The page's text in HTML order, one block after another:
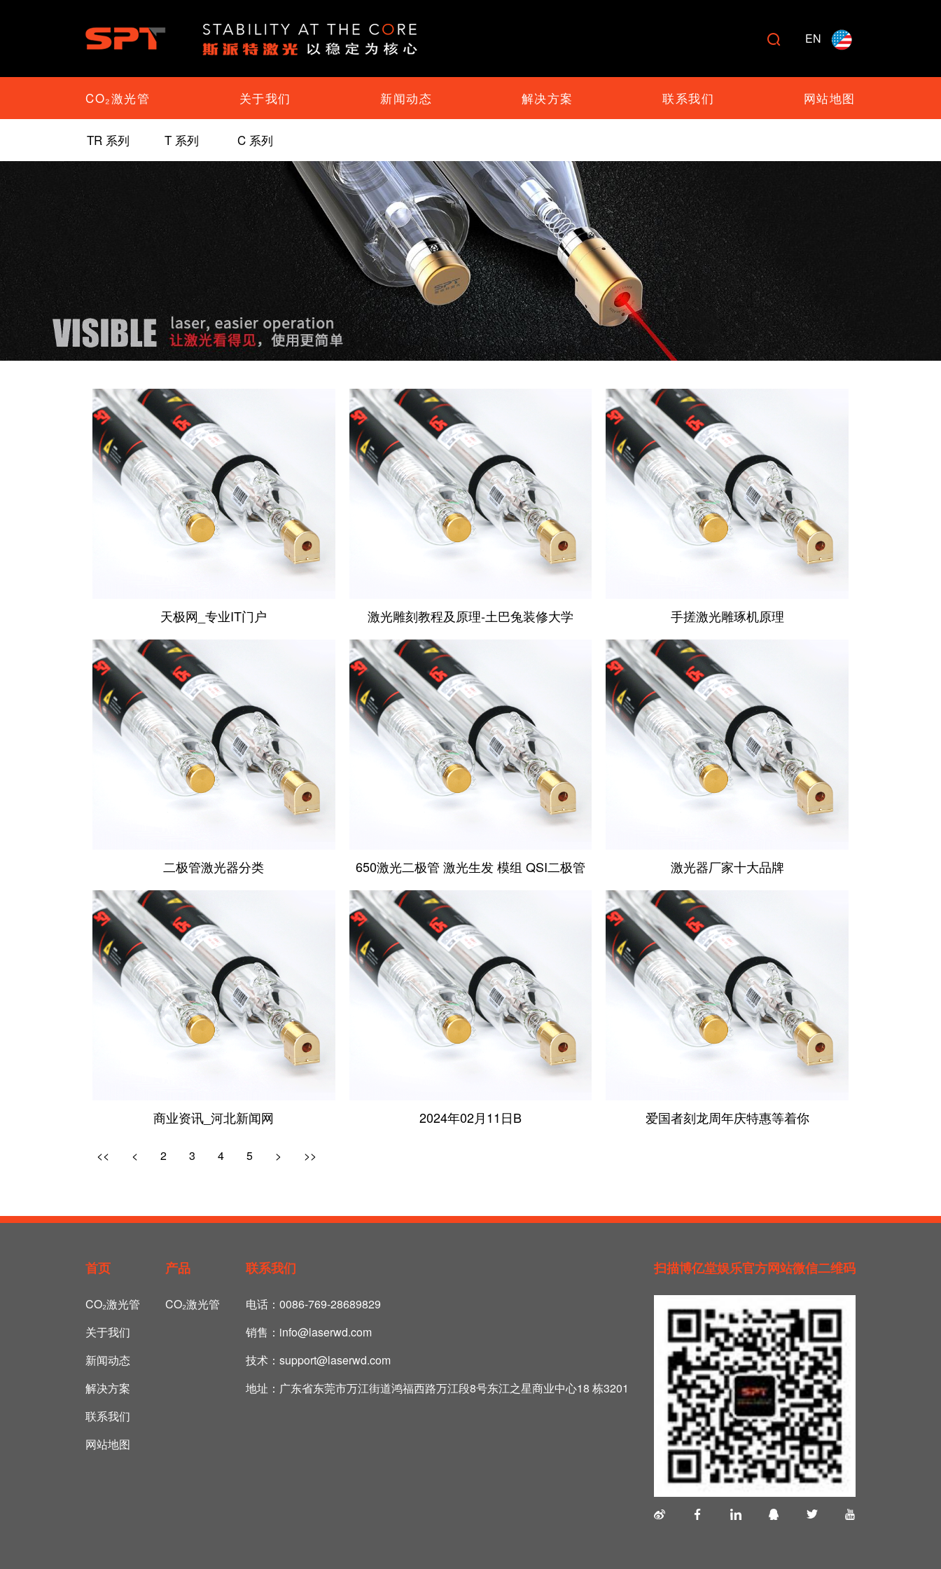
 EN
CO₂激光管 关于我们 新闻动态 解决方案 联系我们 网站地图
TR 系列 T 系列 C 系列
天极网_专业IT门户 激光雕刻教程及原理-土巴兔装修大学 手搓激光雕琢机原理
二极管激光器分类 650激光二极管 激光生发 模组 QSI二极管 激光器厂家十大品牌
商业资讯_河北新闻网 2024年02月11日B 爱国者刻龙周年庆特惠等着你
<< < 2 3 4 5 > >>
首页
CO₂激光管
关于我们
新闻动态
解决方案
联系我们
网站地图
产品
CO₂激光管
联系我们
电话： 0086-769-28689829
销售： info@laserwd.com
技术： support@laserwd.com
地址： 广东省东莞市万江街道鸿福西路万江段8号东江之星商业中心18 栋3201
扫描博亿堂娱乐官方网站微信二维码